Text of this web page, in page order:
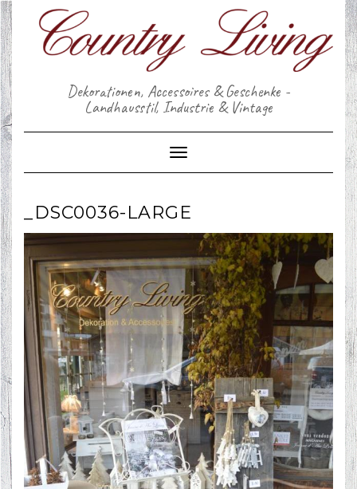
Skip
to
content
Dekorationen, Accessoires & Geschenke -
Landhausstil, Industrie & Vintage
Toggle Navigation
_DSC0036-LARGE